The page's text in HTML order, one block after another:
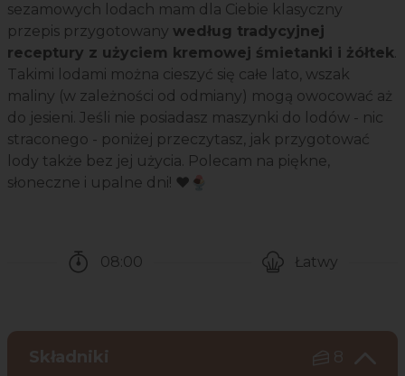
sezamowych lodach mam dla Ciebie klasyczny
przepis przygotowany według tradycyjnej
receptury z użyciem kremowej śmietanki i żółtek.
Takimi lodami można cieszyć się całe lato, wszak
maliny (w zależności od odmiany) mogą owocować aż
do jesieni. Jeśli nie posiadasz maszynki do lodów - nic
straconego - poniżej przeczytasz, jak przygotować
lody także bez jej użycia. Polecam na piękne,
słoneczne i upalne dni! ❤️🍨
08:00
Łatwy
Składniki 8